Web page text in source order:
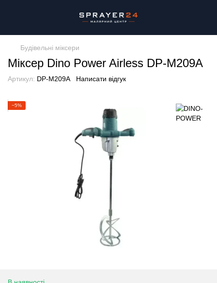
Будівельні міксери
Міксер Dino Power Airless DP-M209A
Артикул: DP-M209А Написати відгук
−5%